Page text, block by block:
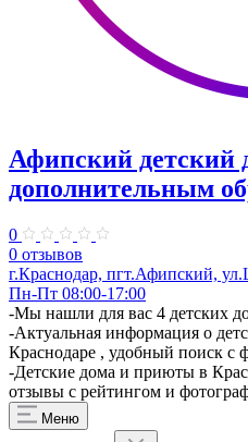
Афипский детский
дополнительным
0
0 отзывов
г.Краснодар, пгт.Афипский,
Пн-Пт 08:00-17:00
-Мы нашли для вас 4 детских
-Актуальная информация о
Краснодаре , удобный поиск с
-Детские дома и приюты в
отзывы с рейтингом и
Меню